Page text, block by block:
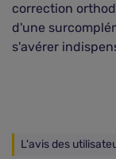
correction
d'une
s'avérer
L'avis des